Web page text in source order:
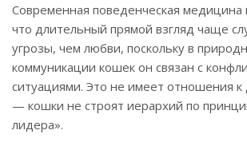
Современная поведенческая медицина
что длительный прямой взгляд чаще
угрозы, чем любви, поскольку в
коммуникации кошек он связан с
ситуациями. Это не имеет отношения
— кошки не строят иерархий по
лидера».